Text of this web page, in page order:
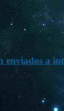
enviados a